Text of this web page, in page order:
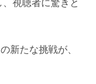
視聴者に驚きと
新たな挑戦が、